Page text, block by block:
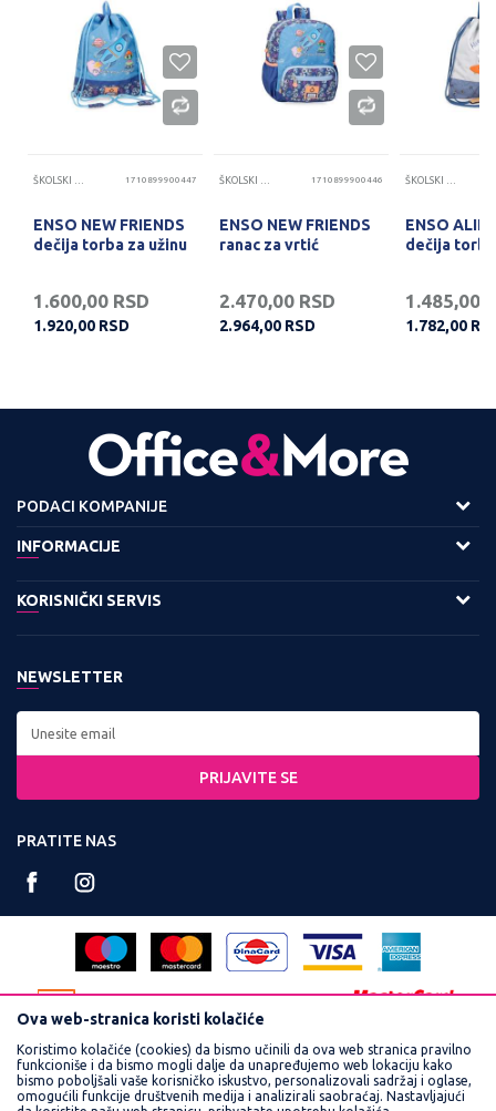
1710899900447
ENSO NEW FRIENDS
dečija torba za užinu
1.600,00 RSD
1.920,00 RSD
1710899900446
ENSO NEW FRIENDS
ranac za vrtić
2.470,00 RSD
2.964,00 RSD
ENSO
dečija
1.485,00
1.782,00
PODACI KOMPANIJE
Adresa :
11158 Beograd
Tel: 0800 220022, 011 3460600
Radno vreme:
Ponedeljak - Petak od
160-359251-90
PIB:
102748300
Matični broj:
17462989
INFORMACIJE
O nama
Zaposlenje
Najčešća pitanja
KORISNIČKI SERVIS
Politika privatnosti
Kako kupiti
Isporuka
Povraćaj sredstava
Zamena veličine i zamena artikla za drugi
NEWSLETTER
PRIJAVITE SE
PRATITE NAS
Ova web-stranica koristi kolačiće
Koristimo kolačiće (cookies) da bismo učinili da ova web stranica pravilno
funkcioniše i da bismo mogli dalje da unapređujemo web lokaciju kako
bismo poboljšali vaše korisničko iskustvo, personalizovali sadržaj i oglase,
omogućili funkcije društvenih medija i analizirali saobraćaj. Nastavljajući